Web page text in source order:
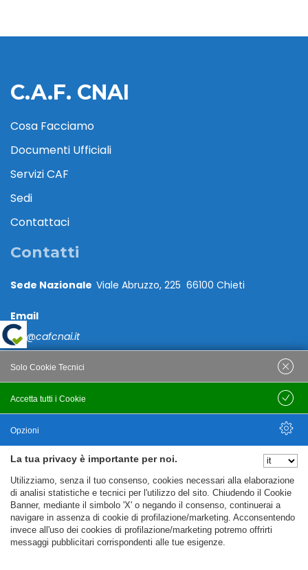
C.A.F. CNAI
Cosa Facciamo
Documenti Ufficiali
Servizi CAF
Sedi
Contattaci
Contatti
Sede Nazionale Viale Abruzzo, 225 66100 Chieti
Email
caf@cafcnai.it
Posta Certificata
PRIVACY
Note Legali
Policy
Cookie Policy
La tua privacy è importante per noi.
Utilizziamo, senza il tuo consenso, cookies necessari alla elaborazione
di analisi statistiche e tecnici per l'utilizzo del sito. Chiudendo il Cookie
Banner, mediante il simbolo 'X' o negando il consenso, continuerai a
navigare in assenza di cookie di profilazione/marketing. Acconsentendo
invece all'uso dei cookies di profilazione/marketing potremo offrirti
messaggi pubblicitari corrispondenti alle tue esigenze.
Accetta tutti i Cookie
Solo Cookie Tecnici
Salva
Opzioni
Nascondi Opzioni